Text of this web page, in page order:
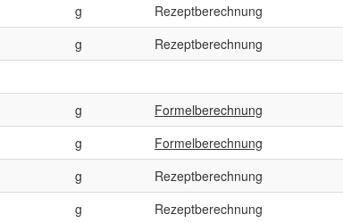
g
Rezeptberechnung
g
Rezeptberechnung
g
Formelberechnung
g
Formelberechnung
g
Rezeptberechnung
g Rezeptberechnung